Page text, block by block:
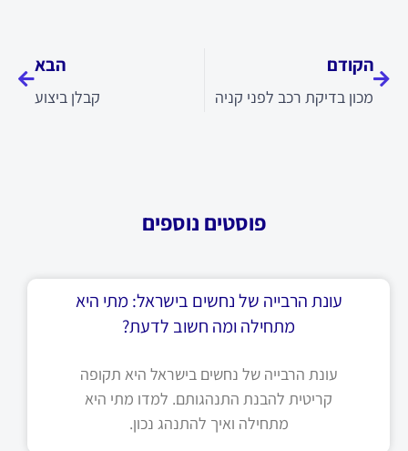
הקודם
מכון בדיקת רכב לפני קניה
הבא
קבלן ביצוע
פוסטים נוספים
עונת הרבייה של נחשים בישראל: מתי היא
מתחילה ומה חשוב לדעת?
עונת הרבייה של נחשים בישראל היא תקופה
קריטית להבנת התנהגותם. למדו מתי היא
מתחילה ואיך להתנהג נכון.